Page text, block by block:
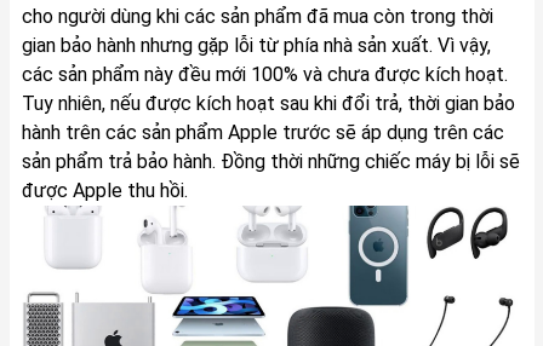
cho người dùng khi các sản phẩm đã mua còn trong thời
gian bảo hành nhưng gặp lỗi từ phía nhà sản xuất. Vì vậy,
các sản phẩm này đều mới 100% và chưa được kích hoạt.
Tuy nhiên, nếu được kích hoạt sau khi đổi trả, thời gian bảo
hành trên các sản phẩm Apple trước sẽ áp dụng trên các
sản phẩm trả bảo hành. Đồng thời những chiếc máy bị lỗi sẽ
được Apple thu hồi.